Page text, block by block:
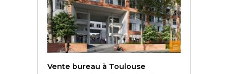
Vente bureau à Toulouse